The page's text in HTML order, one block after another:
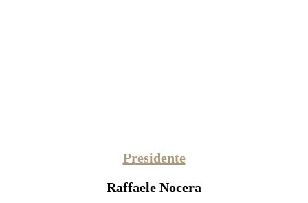
Presidente
Raffaele Nocera